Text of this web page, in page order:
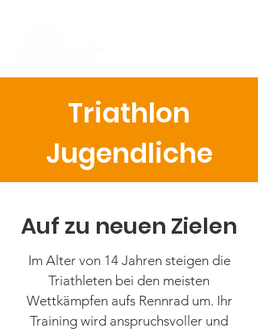
Triathlon
Jugendliche
Auf zu neuen Zielen
Im Alter von 14 Jahren steigen die
Triathleten bei den meisten
Wettkämpfen aufs Rennrad um. Ihr
Training wird anspruchsvoller und